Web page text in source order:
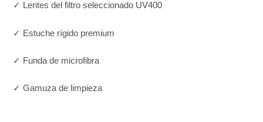
✓ Lentes del filtro seleccionado UV400
✓ Estuche rígido premium
✓ Funda de microfibra
✓ Gamuza de limpieza